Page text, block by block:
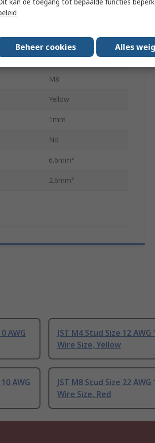
12AWG
34.7mm
M8
Yellow
1mm
No
6.6mm²
2.6mm²
AWG
JST M4 Stud Size 12 AWG
Wire Size, Yellow
AWG
JST M8 Stud Size 22 AWG
Wire Size, Red
Beheer cookies Alles